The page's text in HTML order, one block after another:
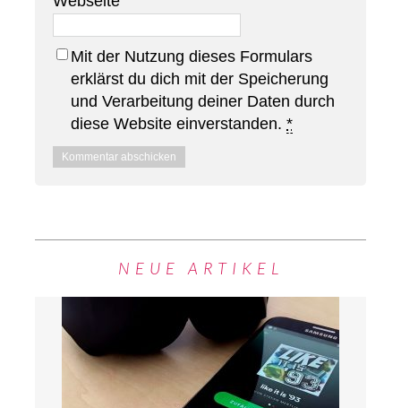
Mit der Nutzung dieses Formulars
erklärst du dich mit der Speicherung
und Verarbeitung deiner Daten durch
diese Website einverstanden. *
NEUE ARTIKEL